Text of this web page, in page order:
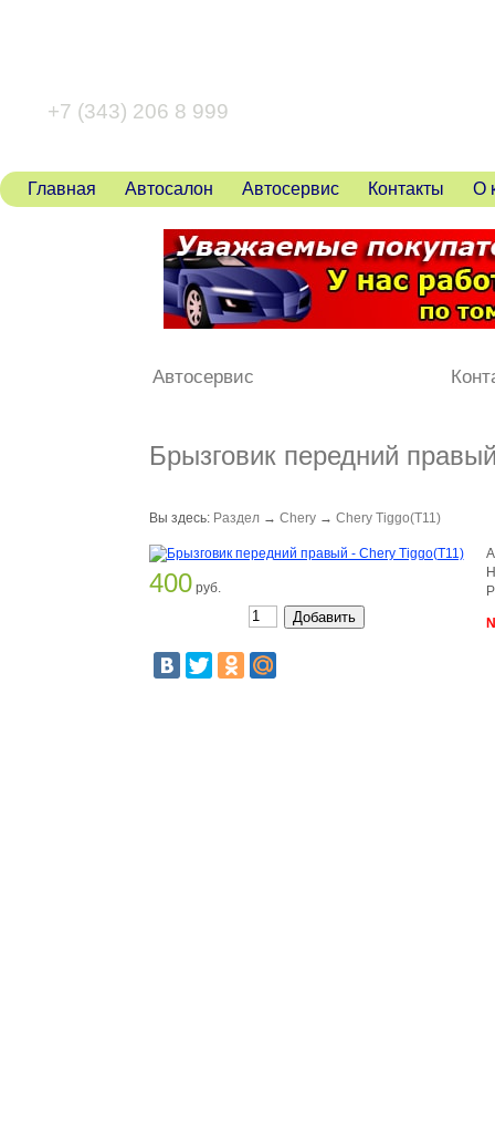
+7 (343) 206 8 999
Главная Автосалон Автосервис Контакты О
Автосервис
Брызговик передний
Вы здесь: Раздел→ Chery→ Chery Tiggo(T11)
400 руб.